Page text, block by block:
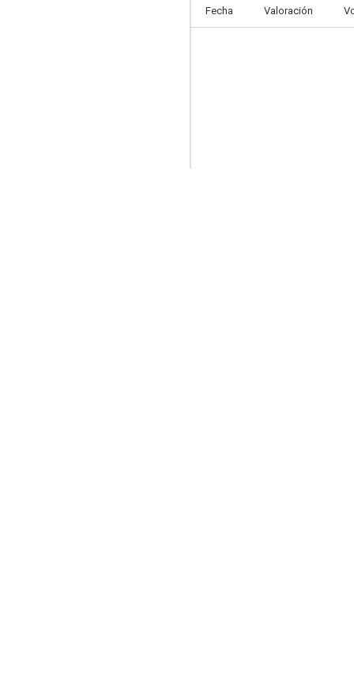
Fecha Valoración